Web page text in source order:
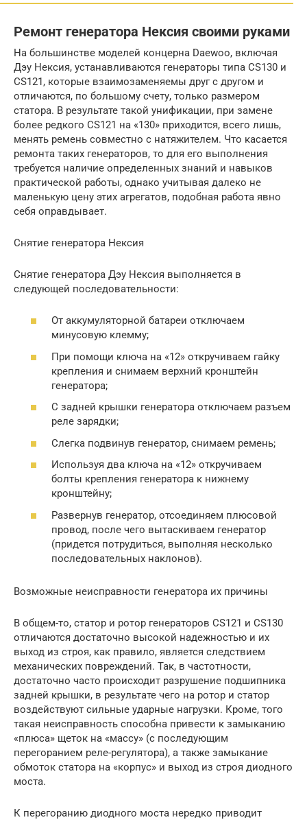
Ремонт генератора Нексия своими руками
На большинстве моделей концерна Daewoo, включая
Дэу Нексия, устанавливаются генераторы типа CS130 и
CS121, которые взаимозаменяемы друг с другом и
отличаются, по большому счету, только размером
статора. В результате такой унификации, при замене
более редкого CS121 на «130» приходится, всего лишь,
менять ремень совместно с натяжителем. Что касается
ремонта таких генераторов, то для его выполнения
требуется наличие определенных знаний и навыков
практической работы, однако учитывая далеко не
маленькую цену этих агрегатов, подобная работа явно
себя оправдывает.
Снятие генератора Нексия
Снятие генератора Дэу Нексия выполняется в
следующей последовательности:
От аккумуляторной батареи отключаем
минусовую клемму;
При помощи ключа на «12» откручиваем гайку
крепления и снимаем верхний кронштейн
генератора;
С задней крышки генератора отключаем разъем
реле зарядки;
Слегка подвинув генератор, снимаем ремень;
Используя два ключа на «12» откручиваем
болты крепления генератора к нижнему
кронштейну;
Развернув генератор, отсоединяем плюсовой
провод, после чего вытаскиваем генератор
(придется потрудиться, выполняя несколько
последовательных наклонов).
Возможные неисправности генератора их причины
В общем-то, статор и ротор генераторов CS121 и CS130
отличаются достаточно высокой надежностью и их
выход из строя, как правило, является следствием
механических повреждений. Так, в частотности,
достаточно часто происходит разрушение подшипника
задней крышки, в результате чего на ротор и статор
воздействуют сильные ударные нагрузки. Кроме, того
такая неисправность способна привести к замыканию
«плюса» щеток на «массу» (с последующим
перегоранием реле-регулятора), а также замыкание
обмоток статора на «корпус» и выход из строя диодного
моста.
К перегоранию диодного моста нередко приводит